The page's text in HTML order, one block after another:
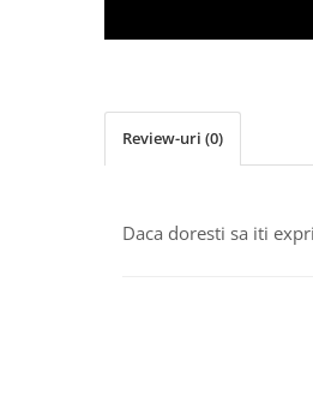
Scannere Documente
Review-uri (0)
Daca doresti sa iti